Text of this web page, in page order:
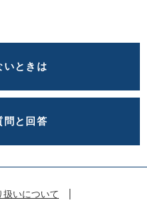
いときは
問と回答
扱いについて